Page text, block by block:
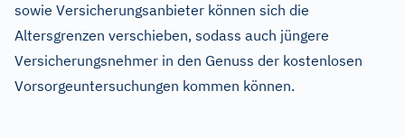
sowie Versicherungsanbieter können sich die
Altersgrenzen verschieben, sodass auch jüngere
Versicherungsnehmer in den Genuss der kostenlosen
Vorsorgeuntersuchungen kommen können.